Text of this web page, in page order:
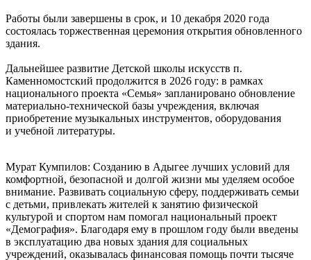
Работы были завершены в срок, и 10 декабря 2020 года
состоялась торжественная церемония открытия обновленного
здания.
Дальнейшее развитие Детской школы искусств п.
Каменномостский продолжится в 2026 году: в рамках
национального проекта «Семья» запланировано обновление
материально-технической базы учреждения, включая
приобретение музыкальных инструментов, оборудования
и учебной литературы.
Мурат Кумпилов: Созданию в Адыгее лучших условий для
комфортной, безопасной и долгой жизни мы уделяем особое
внимание. Развивать социальную сферу, поддерживать семьи
с детьми, привлекать жителей к занятию физической
культурой и спортом нам помогал национальный проект
«Демография». Благодаря ему в прошлом году были введены
в эксплуатацию два новых здания для социальных
учреждений, оказывалась финансовая помощь почти тысяче